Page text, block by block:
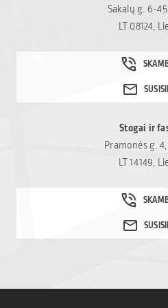
Sakalų g. 6-
LT 08124,
Stogai ir
Pramonės g.
LT 14149,